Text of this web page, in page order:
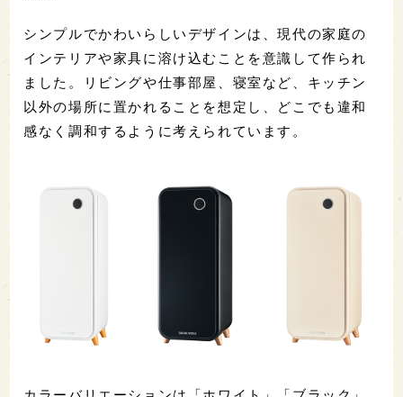
シンプルでかわいらしいデザインは、現代の家庭の
インテリアや家具に溶け込むことを意識して作られ
ました。リビングや仕事部屋、寝室など、キッチン
以外の場所に置かれることを想定し、どこでも違和
感なく調和するように考えられています。